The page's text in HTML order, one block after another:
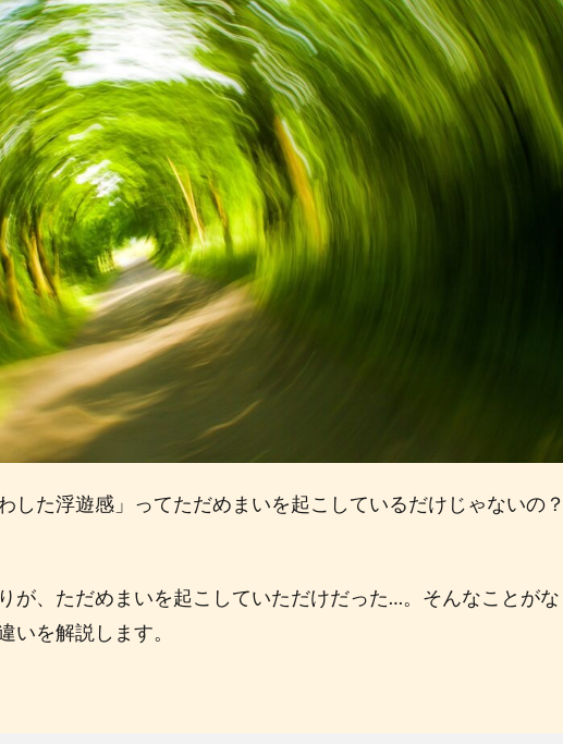
した浮遊感」ってただめまいを起こしているだけじゃないの？
が、ただめまいを起こしていただけだった…。そんなことがな
いを解説します。